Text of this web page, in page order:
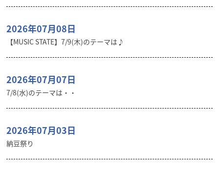
2026年07月08日
【MUSIC STATE】7/9(木)のテーマは♪
2026年07月07日
7/8(水)のテーマは・・
2026年07月03日
納豆祭り